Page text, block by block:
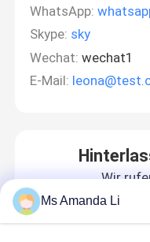
WhatsApp:
Skype: sky
Wechat: wechat1
E-Mail:
Wir
Ms Amanda Li